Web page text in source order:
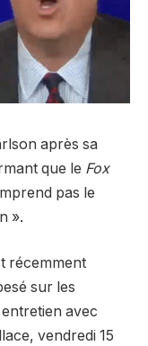
après sa
que le Fox
pas le
».
récemment
sur les
avec
vendredi 15